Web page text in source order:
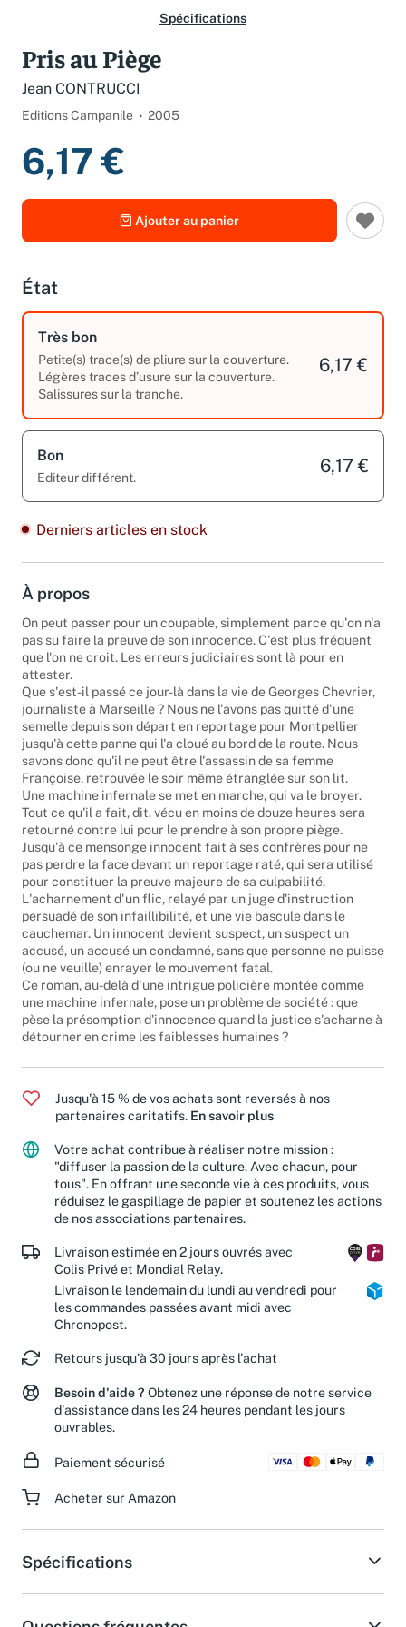
Spécifications
Pris au Piège
Jean CONTRUCCI
Editions Campanile 2005
6,17 €
Ajouter au panier
État
Très bon
Petite(s) trace(s) de pliure sur la couverture.
Légères traces d’usure sur la couverture.
Salissures sur la tranche.
6,17 €
Bon
Editeur différent.
6,17 €
Derniers articles en stock
À propos
On peut passer pour un coupable, simplement parce qu'on n'a
pas su faire la preuve de son innocence. C'est plus fréquent
que l'on ne croit. Les erreurs judiciaires sont là pour en
attester.
Que s'est-il passé ce jour-là dans la vie de Georges Chevrier,
journaliste à Marseille ? Nous ne l'avons pas quitté d'une
semelle depuis son départ en reportage pour Montpellier
jusqu'à cette panne qui l'a cloué au bord de la route. Nous
savons donc qu'il ne peut être l'assassin de sa femme
Françoise, retrouvée le soir même étranglée sur son lit.
Une machine infernale se met en marche, qui va le broyer.
Tout ce qu'il a fait, dit, vécu en moins de douze heures sera
retourné contre lui pour le prendre à son propre piège.
Jusqu'à ce mensonge innocent fait à ses confrères pour ne
pas perdre la face devant un reportage raté, qui sera utilisé
pour constituer la preuve majeure de sa culpabilité.
L'acharnement d'un flic, relayé par un juge d'instruction
persuadé de son infaillibilité, et une vie bascule dans le
cauchemar. Un innocent devient suspect, un suspect un
accusé, un accusé un condamné, sans que personne ne puisse
(ou ne veuille) enrayer le mouvement fatal.
Ce roman, au-delà d'une intrigue policière montée comme
une machine infernale, pose un problème de société : que
pèse la présomption d'innocence quand la justice s'acharne à
détourner en crime les faiblesses humaines ?
Jusqu'à 15 % de vos achats sont reversés à nos
partenaires caritatifs. En savoir plus
Votre achat contribue à réaliser notre mission :
"diffuser la passion de la culture. Avec chacun, pour
tous". En offrant une seconde vie à ces produits, vous
réduisez le gaspillage de papier et soutenez les actions
de nos associations partenaires.
Livraison estimée en 2 jours ouvrés avec
Colis Privé et Mondial Relay.
Livraison le lendemain du lundi au vendredi pour
les commandes passées avant midi avec
Chronopost.
Retours jusqu'à 30 jours après l'achat
Besoin d'aide ? Obtenez une réponse de notre service
d'assistance dans les 24 heures pendant les jours
ouvrables.
Paiement sécurisé
Acheter sur Amazon
Spécifications